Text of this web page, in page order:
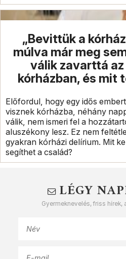
„Bevittük a
múlva már meg
válik zavarttá
kórházban, és mit
Előfordul, hogy egy idős
visznek kórházba, néhány
válik, nem ismeri fel a
aluszékony lesz. Ez nem
gyakran kórházi delírium. Mit
segíthet a család?
LÉGY
Gyermeknevelés, friss hírek,